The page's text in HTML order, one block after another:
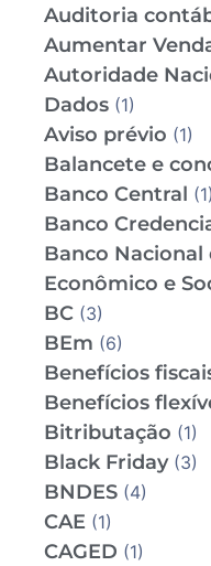
Auditoria
Aumentar
Autoridade
Dados (1)
Aviso prévio (1)
Balancete e
Banco Central (1)
Banco
Banco
Econômico e
BC (3)
BEm (6)
Benefícios
Benefícios
Bitributação (1)
Black Friday(3)
BNDES (4)
CAE (1)
CAGED (1)